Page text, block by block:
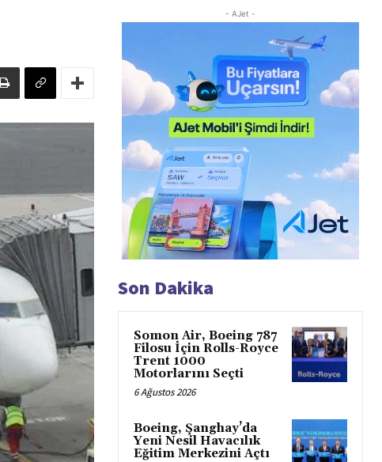
- AJet -
Son Dakika
Somon Air, Boeing 787
Filosu İçin Rolls-Royce
Trent 1000
Motorlarını Seçti
6 Ağustos 2026
Boeing, Şanghay’da
Yeni Nesil Havacılık
Eğitim Merkezini Açtı